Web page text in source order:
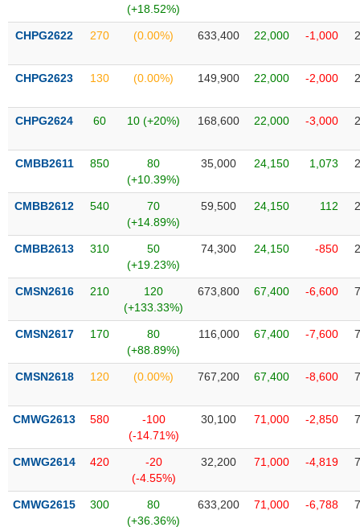
(+18.52%)
CHPG2622 270 (0.00%) 633,400 22,000 -1,000
CHPG2623 130 (0.00%) 149,900 22,000 -2,000
CHPG2624 60 10 (+20%) 168,600 22,000 -3,000
CMBB2611 850
80
(+10.39%)
35,000 24,150 1,073
CMBB2612 540
70
(+14.89%)
59,500 24,150 112
CMBB2613 310
50
(+19.23%)
74,300 24,150 -850
CMSN2616 210
120
(+133.33%)
673,800 67,400 -6,600
CMSN2617 170
80
(+88.89%)
116,000 67,400 -7,600
CMSN2618 120 (0.00%) 767,200 67,400 -8,600
CMWG2613 580
-100
(-14.71%)
30,100 71,000 -2,850
CMWG2614 420
-20
(-4.55%)
32,200 71,000 -4,819
CMWG2615 300
80
(+36.36%)
633,200 71,000 -6,788
Tin
tức
của
giả
(-)
phân
tích
Thuật
ngữ
vụ
(-)
tạo